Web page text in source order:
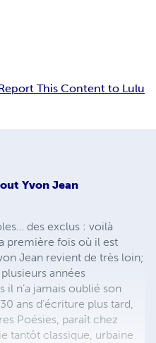
This Content to Lulu
Yvon Jean
des exclus : voilà
première fois où il est
Jean revient de très loin;
années
il n’a jamais oublié son
ans d’écriture plus tard,
Poésies, paraît chez
tantôt classique, urbaine